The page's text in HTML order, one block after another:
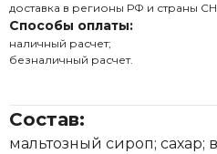
доставка в регионы РФ и страны
Способы оплаты:
наличный расчет;
безналичный расчет.
Состав:
мальтозный сироп; сахар;